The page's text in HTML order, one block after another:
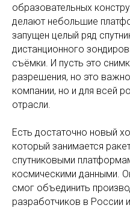
образовательных
делают небольшие
запущен целый ряд
дистанционного
съёмки. И пусть это
разрешения, но это
компании, но и для всей
отрасли.
Есть достаточно новый
который занимается
спутниковыми
космическими данными.
смог объединить
разработчиков в России